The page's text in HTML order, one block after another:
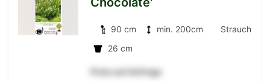
zur
90 cm min. 200cm
Strauch
26 cm
Preis auf Anfrage